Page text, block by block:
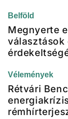
Belföld
Megnyerte
választások
Vélemények
Rétvári